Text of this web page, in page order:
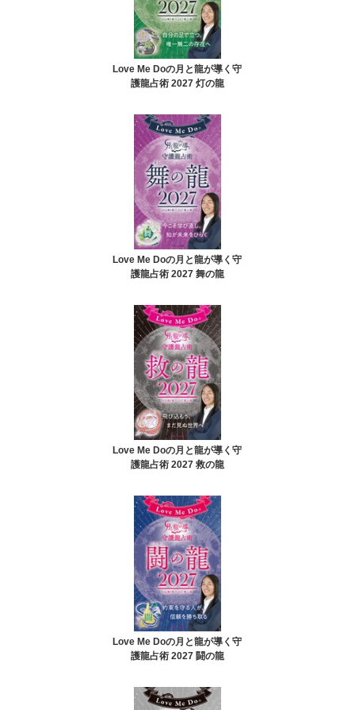
Love Me Doの月と龍が導く守
護龍占術 2027 灯の龍
Love Me Doの月と龍が導く守
護龍占術 2027 舞の龍
Love Me Doの月と龍が導く守
護龍占術 2027 救の龍
Love Me Doの月と龍が導く守
護龍占術 2027 闘の龍